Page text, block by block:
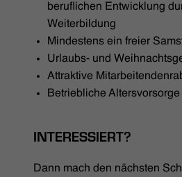
beruflichen Entwicklung
Weiterbildung
Mindestens ein freier
Urlaubs- und
Attraktive
Betriebliche Altersvorsorge
INTERESSIERT?
Dann mach den nächsten